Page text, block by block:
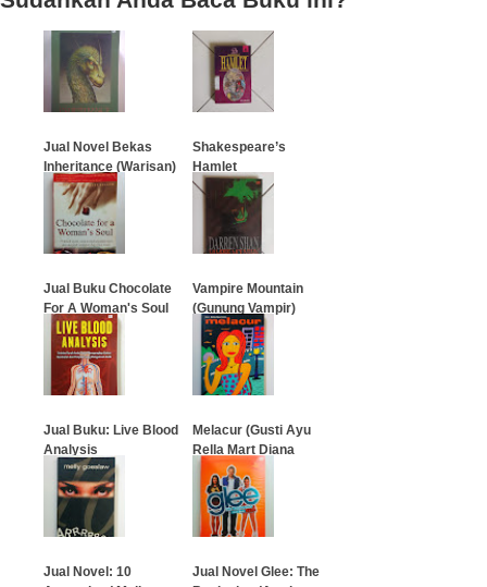
Jual Novel Bekas
Inheritance (Warisan)
- Eragon 4
…
Shakespeare’s
Hamlet
Jual Buku Chocolate
For A Woman's Soul
…
Vampire Mountain
(Gunung Vampir)
Darren Shan
…
Jual Buku: Live Blood
Analysis
Melacur (Gusti Ayu
Rella Mart Diana
Dewi)
…
Jual Novel: 10
Jual Novel Glee: The